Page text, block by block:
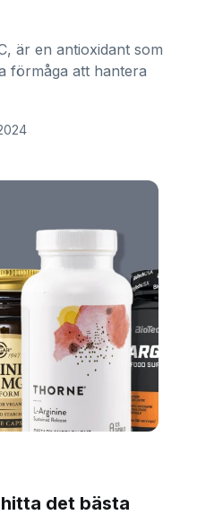
är en antioxidant som
förmåga att hantera
det bästa